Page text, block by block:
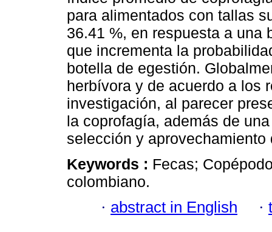
para alimentados con tallas
36.41 %, en respuesta a una
que incrementa la
botella de egestión.
herbívora y de acuerdo a los
investigación, al parecer
la coprofagía, además de
selección y aprovechamiento
Keywords : Fecas;
colombiano.
· abstract in English ·